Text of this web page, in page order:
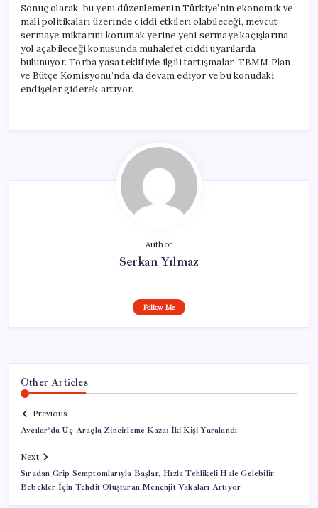
Sonuç olarak, bu yeni düzenlemenin Türkiye’nin ekonomik ve
mali politikaları üzerinde ciddi etkileri olabileceği, mevcut
sermaye miktarını korumak yerine yeni sermaye kaçışlarına
yol açabileceği konusunda muhalefet ciddi uyarılarda
bulunuyor. Torba yasa teklifiyle ilgili tartışmalar, TBMM Plan
ve Bütçe Komisyonu’nda da devam ediyor ve bu konudaki
endişeler giderek artıyor.
Author
Serkan Yılmaz
Follow Me
Other Articles
Previous
Avcılar’da Üç Araçla Zincirleme Kaza: İki Kişi Yaralandı
Next
Sıradan Grip Semptomlarıyla Başlar, Hızla Tehlikeli Hale Gelebilir:
Bebekler İçin Tehdit Oluşturan Menenjit Vakaları Artıyor